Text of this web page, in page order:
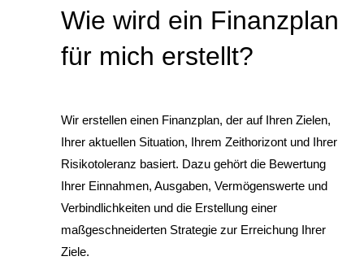
Wie wird ein Finanzplan
für mich erstellt?
Wir erstellen einen Finanzplan, der auf Ihren Zielen,
Ihrer aktuellen Situation, Ihrem Zeithorizont und Ihrer
Risikotoleranz basiert. Dazu gehört die Bewertung
Ihrer Einnahmen, Ausgaben, Vermögenswerte und
Verbindlichkeiten und die Erstellung einer
maßgeschneiderten Strategie zur Erreichung Ihrer
Ziele.